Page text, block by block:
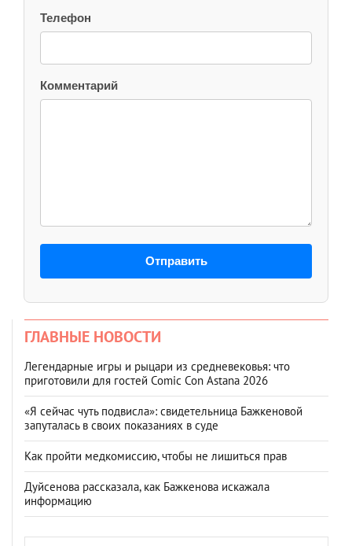
Телефон
Комментарий
Отправить
ГЛАВНЫЕ НОВОСТИ
Легендарные игры и рыцари из средневековья: что
приготовили для гостей Comic Con Astana 2026
«Я сейчас чуть подвисла»: свидетельница Бажкеновой
запуталась в своих показаниях в суде
Как пройти медкомиссию, чтобы не лишиться прав
Дуйсенова рассказала, как Бажкенова искажала
информацию